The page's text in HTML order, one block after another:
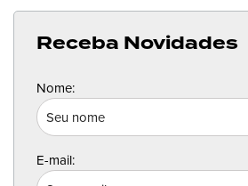
Receba Novidades
Nome:
E-mail: